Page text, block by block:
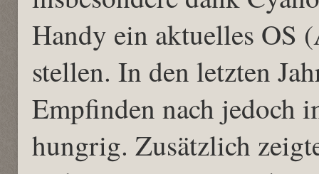
Handy ein aktuelles OS
stellen. In den letzten
Empfinden nach jedoch
hungrig. Zusätzlich